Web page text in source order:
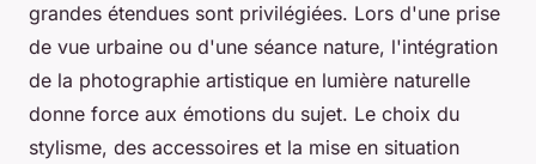
grandes étendues sont privilégiées. Lors d'une prise
de vue urbaine ou d'une séance nature, l'intégration
de la photographie artistique en lumière naturelle
donne force aux émotions du sujet. Le choix du
stylisme, des accessoires et la mise en situation